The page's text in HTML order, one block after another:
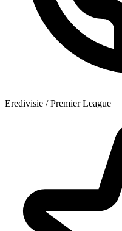
Eredivisie / Premier League